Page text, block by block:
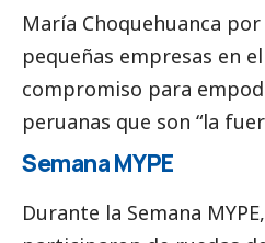
María Choquehuanca
pequeñas empresas en
compromiso para
peruanas que son “la
Semana MYPE
Durante la Semana